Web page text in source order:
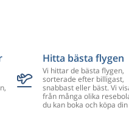
Hitta bästa flygen
Vi hittar de bästa flygen,
sorterade efter billigast,
snabbast eller bäst. Vi
från många olika
du kan boka och köpa